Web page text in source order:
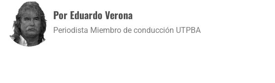
Por Eduardo Verona
Periodista Miembro de conducción UTPBA